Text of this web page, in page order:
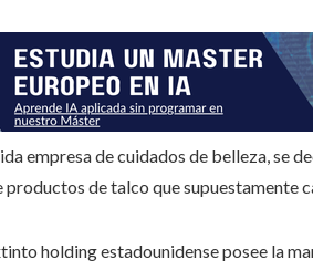
empresa de cuidados de belleza, se
de talco que supuestamente
holding estadounidense posee la